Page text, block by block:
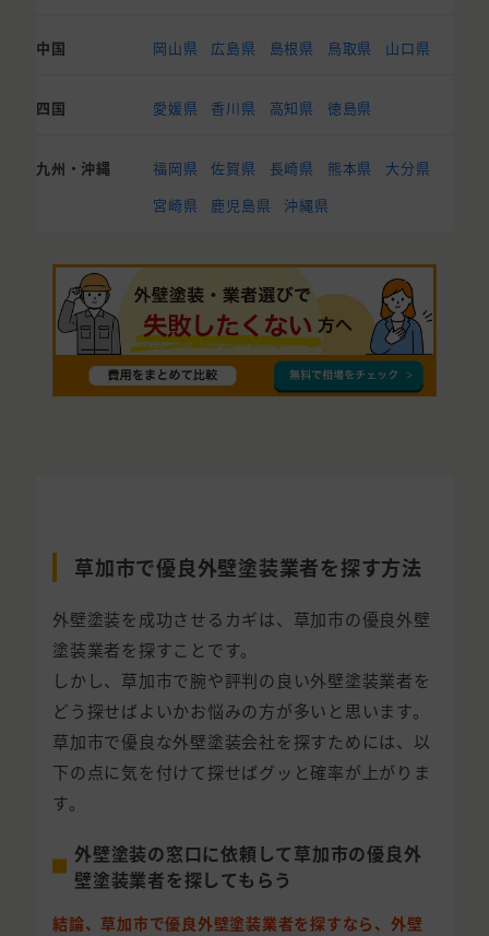
中国 岡山県 広島県 島根県 鳥取県 山口県
四国 愛媛県 香川県 高知県 徳島県
九州・沖縄 福岡県 佐賀県 長崎県 熊本県
大分県
宮崎県
鹿児島県 沖縄県
草加市で優良外壁塗装業者を探す方法
外壁塗装を成功させるカギは、草加市の優良外壁
塗装業者を探すことです。
しかし、草加市で腕や評判の良い外壁塗装業者を
どう探せばよいかお悩みの方が多いと思います。
草加市で優良な外壁塗装会社を探すためには、以
下の点に気を付けて探せばグッと確率が上がりま
す。
外壁塗装の窓口に依頼して草加市の優良外
壁塗装業者を探してもらう
結論、草加市で優良外壁塗装業者を探すなら、外壁